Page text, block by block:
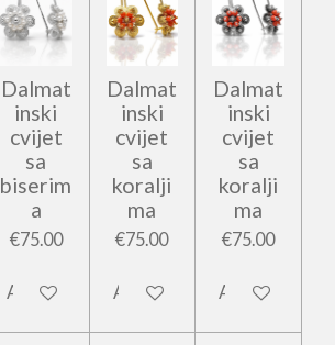
Dalmat
inski
cvijet
sa
biserim
a
€75.00
Add to cart
Dalmat
inski
cvijet
sa
koralji
ma
€75.00
Add to cart
Dalmat
inski
cvijet
sa
koralji
ma
€75.00
Add to cart